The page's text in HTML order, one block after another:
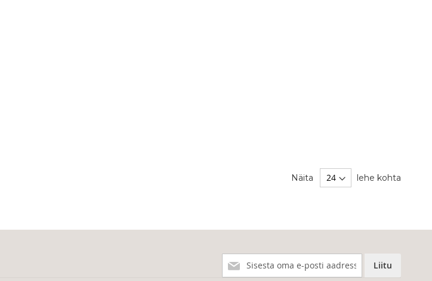
Näita lehe kohta
meie
Liitu